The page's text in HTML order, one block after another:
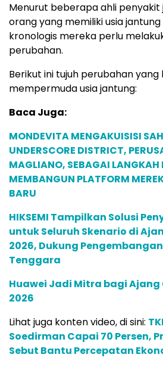
Menurut beberapa ahli
orang yang memiliki usia
kronologis mereka perlu
perubahan.
Berikut ini tujuh perubahan
mempermuda usia jantung:
Baca Juga:
MONDEVITA MENGAKUISISI
UNDERSCORE DISTRICT,
MAGLIANO, SEBAGAI LANGKAH
MEMBANGUN PLATFORM
BARU
HIKSEMI Tampilkan Solusi
untuk Seluruh Skenario di
2026, Dukung
Tenggara
Huawei Jadi Mitra bagi Ajang
2026
Lihat juga konten video, di sini:
Soedirman Capai 70 Persen,
Sebut Bantu Percepatan